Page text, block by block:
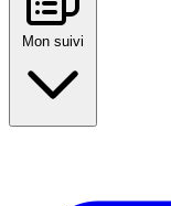
Mon suivi